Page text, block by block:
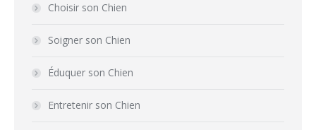
Choisir son Chien
Soigner son Chien
Éduquer son Chien
Entretenir son Chien